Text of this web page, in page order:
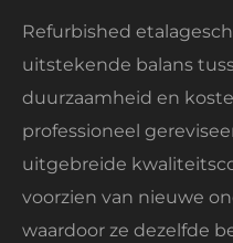
Refurbished
uitstekende balans
duurzaamheid en
professioneel
uitgebreide
voorzien van nieuwe
waardoor ze dezelfde